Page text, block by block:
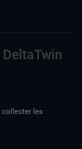
collecter les